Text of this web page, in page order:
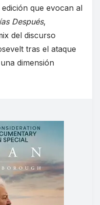
que evocan al
Después,
del discurso
tras el ataque
dimensión